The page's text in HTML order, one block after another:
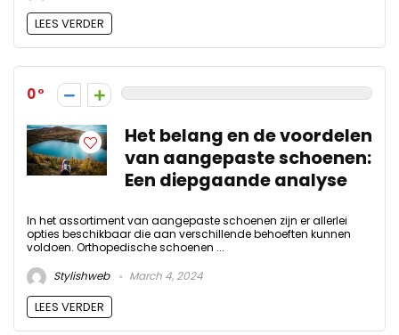
LEES VERDER
0
Het belang en de voordelen
van aangepaste schoenen:
Een diepgaande analyse
In het assortiment van aangepaste schoenen zijn er allerlei
opties beschikbaar die aan verschillende behoeften kunnen
voldoen. Orthopedische schoenen ...
Stylishweb
March 4, 2024
LEES VERDER